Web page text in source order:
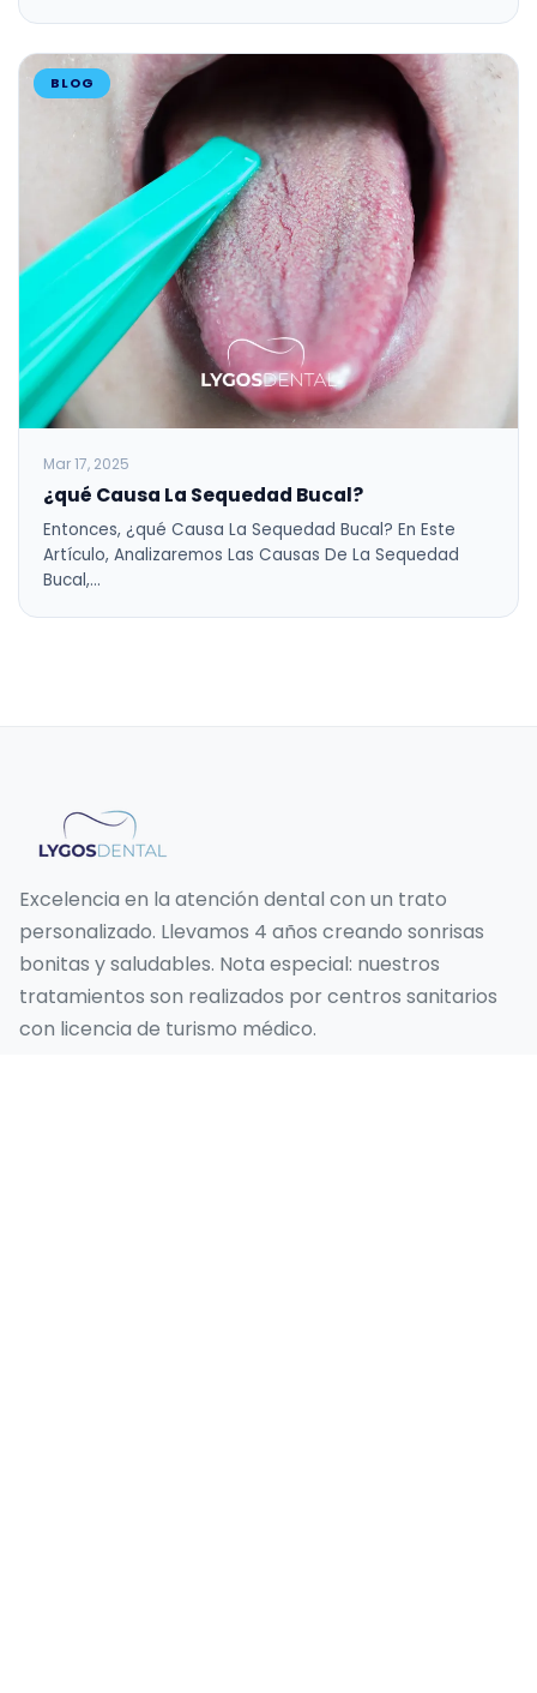
BLOG
Mar 17, 2025
¿qué Causa La Sequedad Bucal?
Entonces, ¿qué Causa La Sequedad Bucal? En Este
Artículo, Analizaremos Las Causas De La Sequedad
Bucal,…
Excelencia en la atención dental con un trato
personalizado. Llevamos 4 años creando sonrisas
bonitas y saludables. Nota especial: nuestros
tratamientos son realizados por centros sanitarios
con licencia de turismo médico.